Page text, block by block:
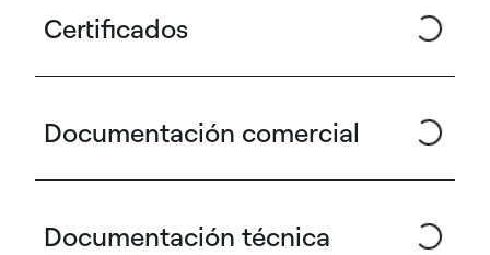
Certificados
Documentación comercial
Documentación técnica